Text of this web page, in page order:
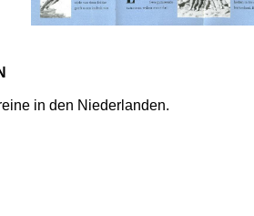
in den Niederlanden.